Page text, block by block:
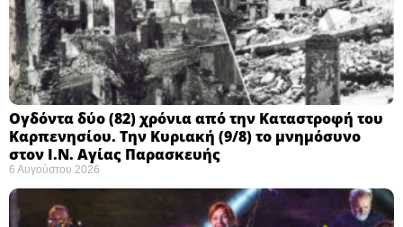
Ογδόντα δύο (82) χρόνια από την Καταστροφή του
Καρπενησίου. Την Κυριακή (9/8) το μνημόσυνο
στον Ι.Ν. Αγίας Παρασκευής
6 Αυγούστου 2026